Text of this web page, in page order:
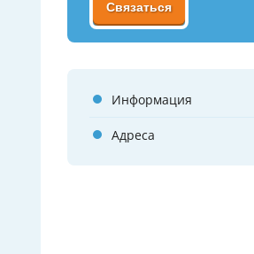
Связаться
Информация
Адреса